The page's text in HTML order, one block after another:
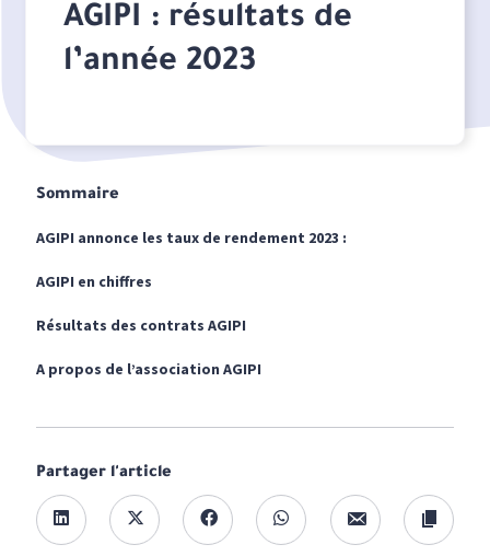
AGIPI : résultats de
l’année 2023
Sommaire
AGIPI annonce les taux de rendement 2023 :
AGIPI en chiffres
Résultats des contrats AGIPI
A propos de l’association AGIPI
Partager l'article